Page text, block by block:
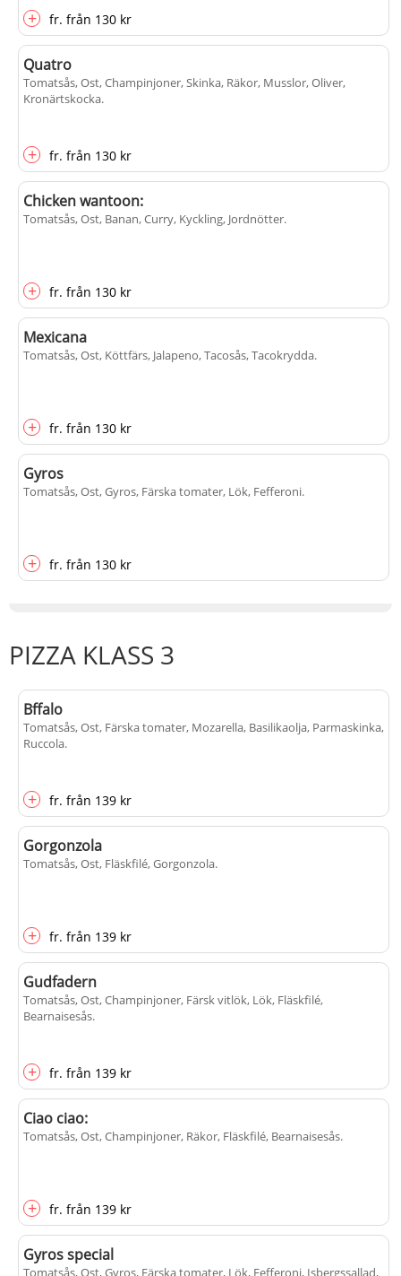
+ fr. från 130 kr
Quatro
Tomatsås, Ost, Champinjoner, Skinka, Räkor, Musslor, Oliver,
Kronärtskocka.
+ fr. från 130 kr
Chicken wantoon:
Tomatsås, Ost, Banan, Curry, Kyckling, Jordnötter.
+ fr. från 130 kr
Mexicana
Tomatsås, Ost, Köttfärs, Jalapeno, Tacosås, Tacokrydda.
+ fr. från 130 kr
Gyros
Tomatsås, Ost, Gyros, Färska tomater, Lök, Fefferoni.
+ fr. från 130 kr
PIZZA KLASS 3
Bffalo
Tomatsås, Ost, Färska tomater, Mozarella, Basilikaolja, Parmaskinka,
Ruccola.
+ fr. från 139 kr
Gorgonzola
Tomatsås, Ost, Fläskfilé, Gorgonzola.
+ fr. från 139 kr
Gudfadern
Tomatsås, Ost, Champinjoner, Färsk vitlök, Lök, Fläskfilé,
Bearnaisesås.
+ fr. från 139 kr
Ciao ciao:
Tomatsås, Ost, Champinjoner, Räkor, Fläskfilé, Bearnaisesås.
+ fr. från 139 kr
Gyros special
Tomatsås, Ost, Gyros, Färska tomater, Lök, Fefferoni, Isbergssallad,